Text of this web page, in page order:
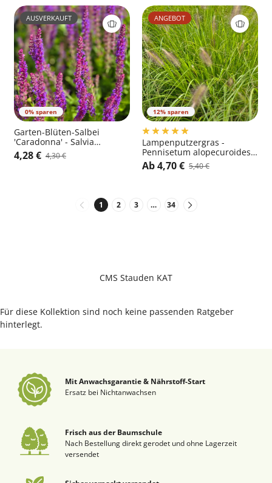
0% sparen
AUSVERKAUFT
Garten-Blüten-Salbei
'Caradonna' - Salvia
nemorosa 'Caradonna'
4,28 € 4,30 €
12% sparen
ANGEBOT
Lampenputzergras -
Pennisetum alopecuroides
'Hameln'
Ab 4,70 € 5,40 €
1 2 3 … 34
CMS Stauden KAT
Für diese Kollektion sind noch keine passenden Ratgeber
hinterlegt.
Mit Anwachsgarantie & Nährstoff-Start
Ersatz bei Nichtanwachsen
Frisch aus der Baumschule
Nach Bestellung direkt gerodet und ohne Lagerzeit
versendet